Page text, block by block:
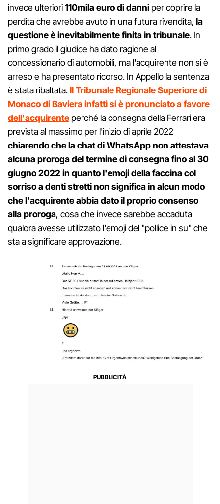
invece ulteriori110mila euro di danni per coprire la
perdita che avrebbe avuto in una futura rivendita, la
questione è inevitabilmente finita in tribunale. In
primo grado il giudice ha dato ragione al
concessionario di automobili, ma l'acquirente non si è
arreso e ha presentato ricorso. In Appello la sentenza
è stata ribaltata.Il Tribunale Regionale Superiore di
Monaco di Baviera infatti si è pronunciato a favore
dell'acquirente perché la consegna della Ferrari era
prevista al massimo per l'inizio di aprile 2022
chiarendo che la chat di WhatsApp non attestava
alcuna proroga del termine di consegna fino al 30
giugno 2022 in quanto l'emoji della faccina col
sorriso a denti stretti non significa in alcun modo
che l'acquirente abbia dato il proprio consenso
alla proroga, cosa che invece sarebbe accaduta
qualora avesse utilizzato l'emoji del "pollice in su" che
sta a significare approvazione.